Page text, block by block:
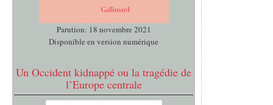
Parution: 18 novembre 2021
Disponible en version numérique
Un Occident kidnappé ou la tragédie de
l’Europe centrale